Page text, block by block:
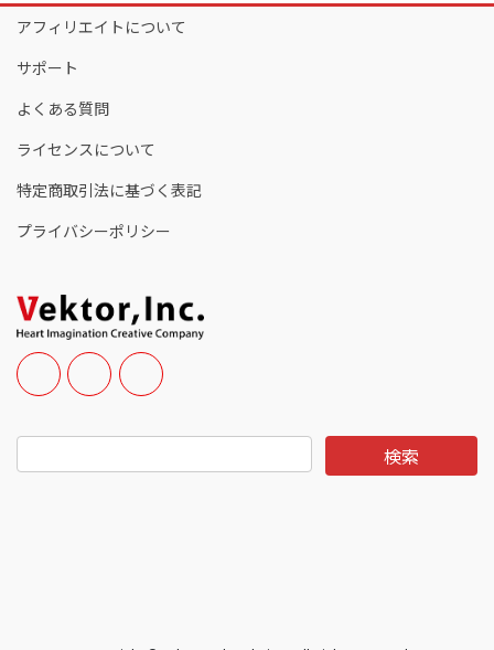
アフィリエイトについて
サポート
よくある質問
ライセンスについて
特定商取引法に基づく表記
プライバシーポリシー